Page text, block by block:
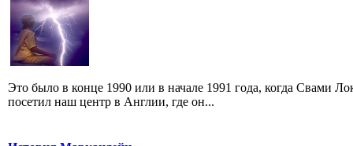
Это было в конце 1990 или в начале 1991 года, когда Свами
посетил наш центр в Англии, где он...